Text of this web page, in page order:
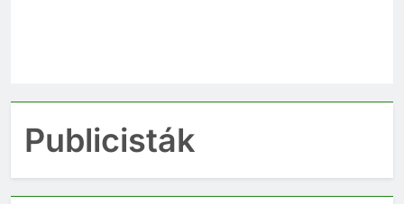
Publicisták